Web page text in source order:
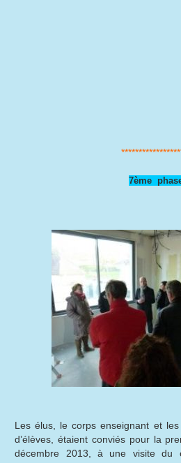
7ème
Les élus, le corps enseignant et
d’élèves, étaient conviés pour la
décembre 2013, à une visite du